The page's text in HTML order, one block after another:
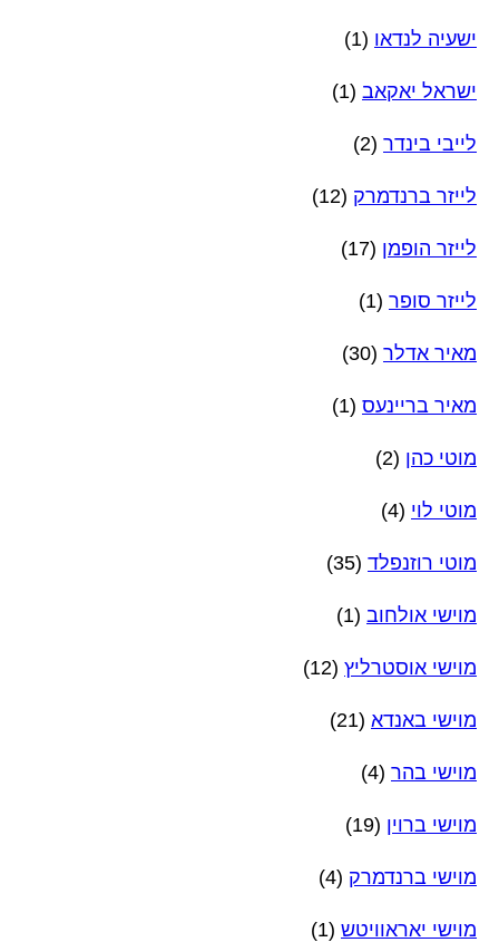
ישעיה לנדאו (1)
ישראל יאקאב (1)
לייבי בינדר (2)
לייזר ברנדמרק (12)
לייזר הופמן (17)
לייזר סופר (1)
מאיר אדלר (30)
מאיר בריינעס (1)
מוטי כהן (2)
מוטי לוי (4)
מוטי רוזנפלד (35)
מוישי אולחוב (1)
מוישי אוסטרליץ (12)
מוישי באנדא (21)
מוישי בהר (4)
מוישי ברוין (19)
מוישי ברנדמרק (4)
מוישי יאראוויטש (1)